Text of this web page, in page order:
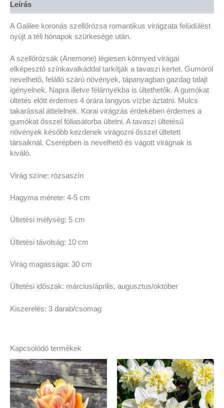
Leírás
A Galilee koronás szellőrózsa romantikus virágzata felüdülést
nyújt a téli hónapok szürkesége után.
A szellőrózsák (Anemone) légiesen könnyed virágai
elképesztő színkavalkáddal tarkítják a tavaszi kertet. Gumóról
nevelhető, felálló szárú növények, tápanyagban gazdag talajt
igényelnek. Napra illetve félárnyékba is ültethetők. A gumókat
ültetés előtt érdemes 4 órára langyos vízbe áztatni. Mulcs
takarással áttelelnek. Korai virágzás érdekében érdemes a
gumókat ősszel fóliasátorba ültetni. A tavaszi ültetésű
növények később kezdenek virágozni ősszel ültetett
társaiknál. Cserépben is nevelhető és vágott virágnak is
kiváló.
Virág színe: rózsaszín
Hagyma mérete: 4-5 cm
Ültetési mélység: 5 cm
Ültetési távolság: 10 cm
Virág magassága: 30 cm
Ültetési időszak: március/április, augusztus/október
Kiszerelés: 3 darab/csomag
Kapcsolódó termékek